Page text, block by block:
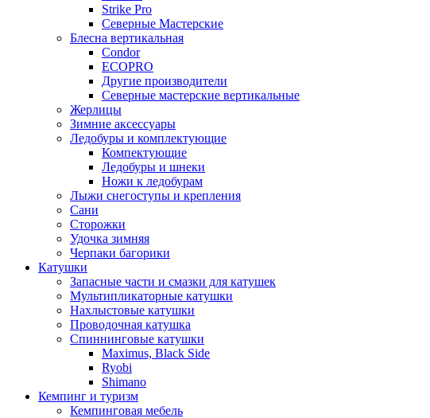
Strike Pro
Северные Мастерские
Блесна вертикальная
Condor
ECOPRO
Другие производители
Северные мастерские вертикальные
Жерлицы
Зимние аксессуары
Ледобуры и комплектующие
Компектующие
Ледобуры и шнеки
Ножи к ледобурам
Лыжи снегоступы и крепления
Сани
Сторожки
Удочка зимняя
Черпаки багорики
Катушки
Запасные части и смазки для катушек
Мультипликаторные катушки
Нахлыстовые катушки
Проводочная катушка
Спиннинговые катушки
Maximus, Black Side
Ryobi
Shimano
Кемпинг и туризм
Кемпинговая мебель